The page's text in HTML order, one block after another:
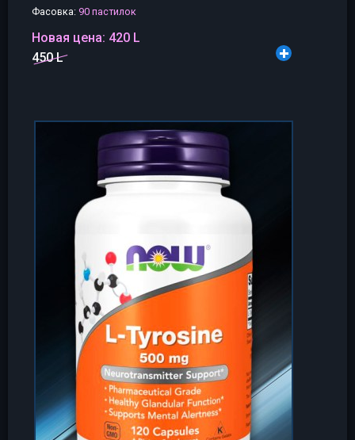
Фасовка: 90 пастилок
Новая цена: 420 L
450 L